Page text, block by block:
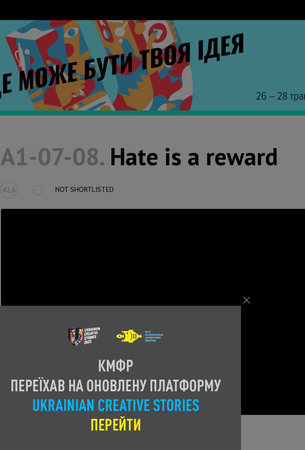
A1-07-08.Hate is a reward
42,6 NOT SHORTLISTED
IAMIDEA